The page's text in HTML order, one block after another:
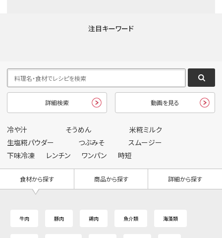
注目キーワード
詳細検索 動画を見る
冷や汁 そうめん
米糀ミルク
生塩糀パウダー
つぶみそ
スムージー
下味冷凍
レンチン ワンパン 時短
食材から探す 商品から探す 詳細から探す
牛肉 豚肉 鶏肉 魚介類 海藻類